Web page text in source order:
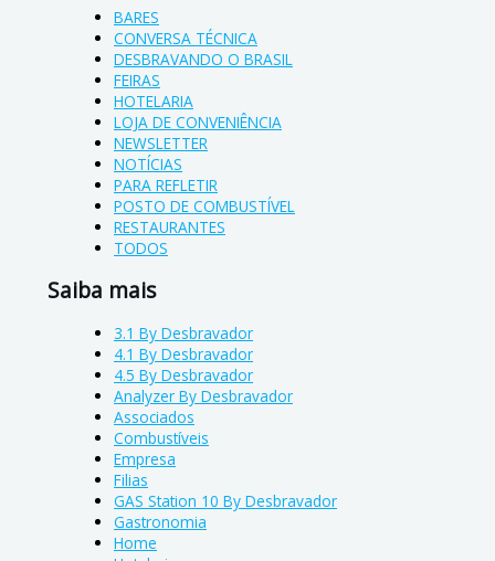
BARES
CONVERSA TÉCNICA
DESBRAVANDO O BRASIL
FEIRAS
HOTELARIA
LOJA DE CONVENIÊNCIA
NEWSLETTER
NOTÍCIAS
PARA REFLETIR
POSTO DE COMBUSTÍVEL
RESTAURANTES
TODOS
Saiba mais
3.1 By Desbravador
4.1 By Desbravador
4.5 By Desbravador
Analyzer By Desbravador
Associados
Combustíveis
Empresa
Filias
GAS Station 10 By Desbravador
Gastronomia
Home